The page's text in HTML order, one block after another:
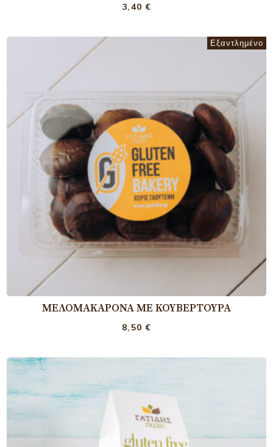
3,40€
Εξαντλημένο
ΜΕΛΟΜΑΚΆΡΟΝΑ ΜΕ ΚΟΥΒΕΡΤΟΎΡΑ
8,50€